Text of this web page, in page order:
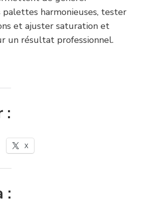
harmonieuses, tester
et ajuster saturation et
un résultat professionnel.
:
X
: